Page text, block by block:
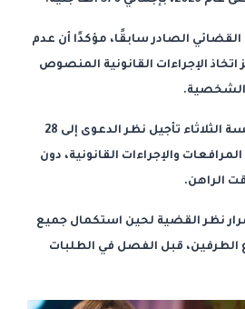
القضائي الصادر سابقًا، مؤكدًا أن عدم
اتخاذ الإجراءات القانونية المنصوص
الشخصية.
وقررت المحكمة خلال جلسة الثلاثاء تأجيل نظر الدعوى إلى 28
والإجراءات القانونية، دون
الراهن.
نظر القضية لحين استكمال جميع
قبل الفصل في الطلبات